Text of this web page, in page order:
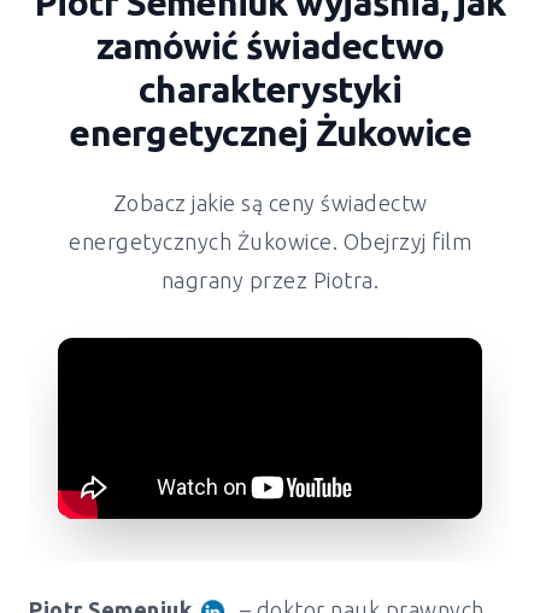
zamówić świadectwo
charakterystyki
energetycznej Żukowice
Zobacz jakie są ceny świadectw
energetycznych Żukowice. Obejrzyj film
nagrany przez Piotra.